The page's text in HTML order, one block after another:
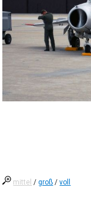
mittel /groß /voll